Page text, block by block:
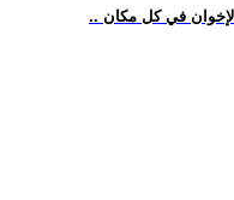
في كل مكان